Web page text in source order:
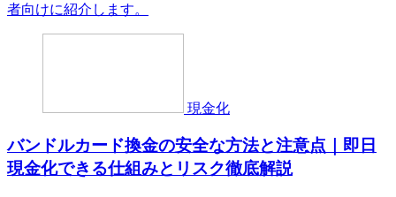
者向けに紹介します。
現金化
バンドルカード換金の安全な方法と注意点｜即日
現金化できる仕組みとリスク徹底解説